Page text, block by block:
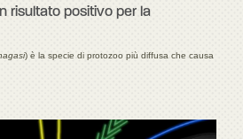
risultato positivo per la
) è la specie di protozoo più diffusa che causa